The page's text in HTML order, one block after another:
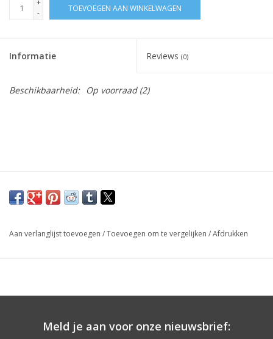
+
-
TOEVOEGEN AAN WINKELWAGEN
Informatie Reviews (0)
Beschikbaarheid: Op voorraad(2)
Aan verlanglijst toevoegen /Toevoegen om te vergelijken /Afdrukken
Meld je aan voor onze nieuwsbrief: